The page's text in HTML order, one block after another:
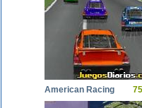
American Racing